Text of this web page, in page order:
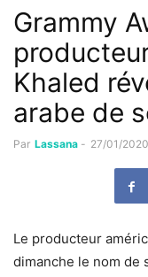
Grammy
Khaled
arabe de
Par Lassana - 27/01/2020
Le producteur
dimanche le nom de